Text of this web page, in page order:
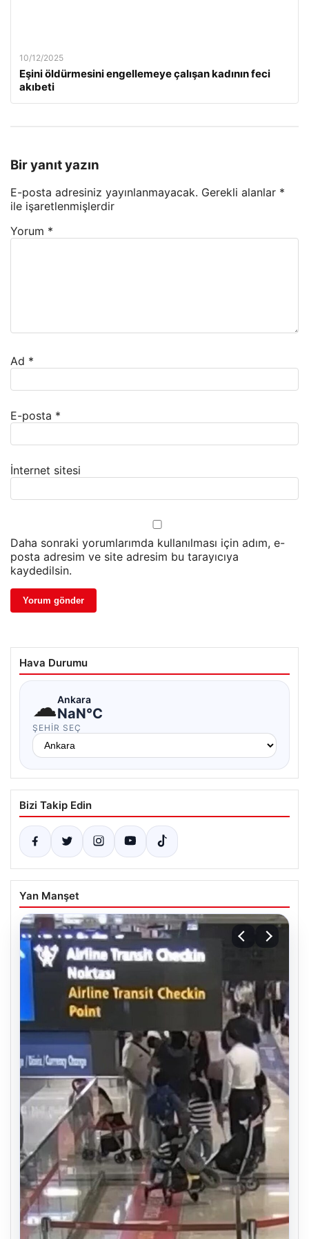
10/12/2025
Eşini öldürmesini engellemeye çalışan kadının feci
akıbeti
Bir yanıt yazın
E-posta adresiniz yayınlanmayacak. Gerekli alanlar *
ile işaretlenmişlerdir
Yorum *
Ad *
E-posta *
İnternet sitesi
Daha sonraki yorumlarımda kullanılması için adım, e-
posta adresim ve site adresim bu tarayıcıya
kaydedilsin.
Hava Durumu
☁Ankara
NaN°C
ŞEHIR SEÇ
Bizi Takip Edin
Yan Manşet